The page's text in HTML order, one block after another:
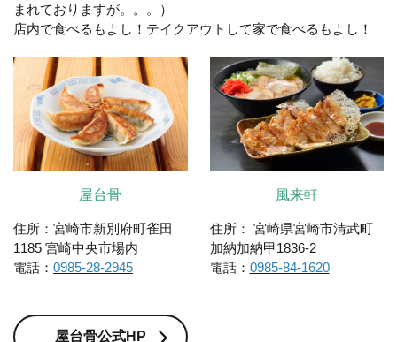
まれておりますが。。。）
店内で食べるもよし！テイクアウトして家で食べるもよし！
屋台骨
住所：宮崎市新別府町雀田
1185 宮崎中央市場内
電話： 0985-28-2945
屋台骨公式HP
風来軒
住所： 宮崎県宮崎市清武町
加納加納甲1836-2
電話： 0985-84-1620